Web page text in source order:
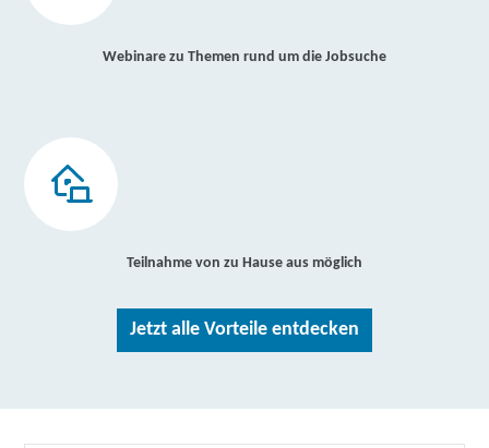
Webinare zu Themen rund um die Jobsuche
Teilnahme von zu Hause aus möglich
Jetzt alle Vorteile entdecken